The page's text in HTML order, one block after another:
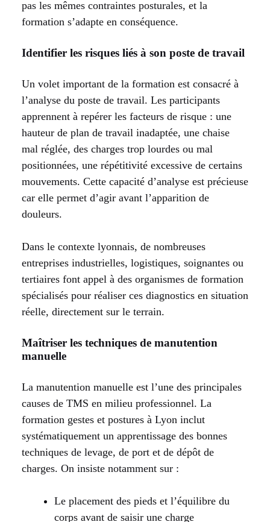
pas les mêmes contraintes posturales, et la
formation s’adapte en conséquence.
Identifier les risques liés à son poste de travail
Un volet important de la formation est consacré à
l’analyse du poste de travail. Les participants
apprennent à repérer les facteurs de risque : une
hauteur de plan de travail inadaptée, une chaise
mal réglée, des charges trop lourdes ou mal
positionnées, une répétitivité excessive de certains
mouvements. Cette capacité d’analyse est précieuse
car elle permet d’agir avant l’apparition de
douleurs.
Dans le contexte lyonnais, de nombreuses
entreprises industrielles, logistiques, soignantes ou
tertiaires font appel à des organismes de formation
spécialisés pour réaliser ces diagnostics en situation
réelle, directement sur le terrain.
Maîtriser les techniques de manutention
manuelle
La manutention manuelle est l’une des principales
causes de TMS en milieu professionnel. La
formation gestes et postures à Lyon inclut
systématiquement un apprentissage des bonnes
techniques de levage, de port et de dépôt de
charges. On insiste notamment sur :
Le placement des pieds et l’équilibre du
corps avant de saisir une charge